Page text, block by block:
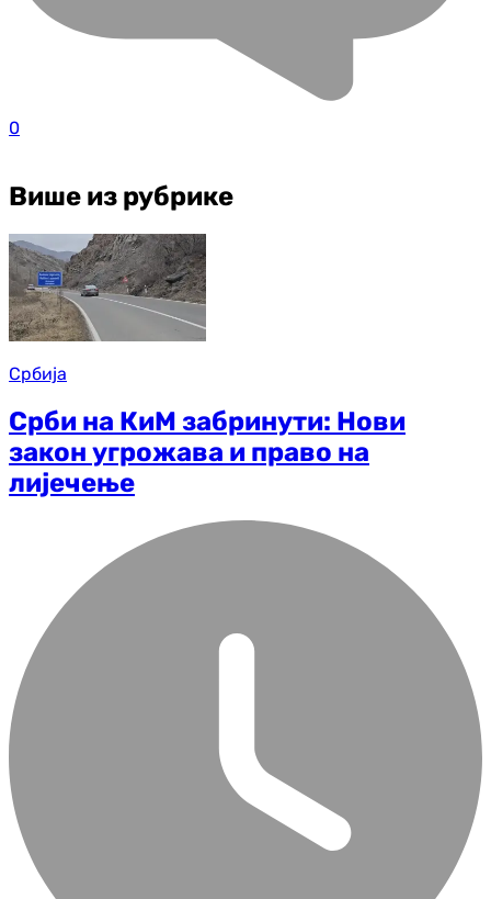
0
Више из рубрике
Србија
Срби на КиМ забринути: Нови
закон угрожава и право на
лијечење